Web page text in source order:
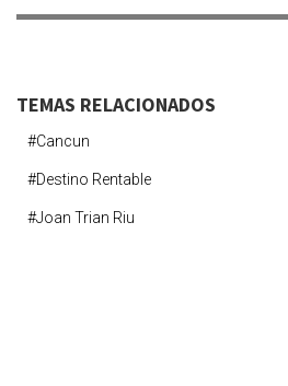
TEMAS RELACIONADOS
#cancun
#destino Rentable
#joan Trian Riu